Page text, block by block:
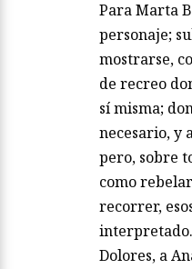
Para Marta
personaje;
mostrarse,
de recreo
sí misma;
necesario, y
pero, sobre
como
recorrer,
Dolores, a